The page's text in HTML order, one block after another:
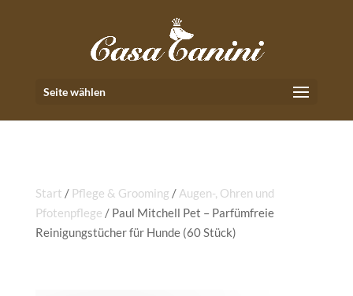
Seite wählen
Start / Pflege & Grooming / Augen-, Ohren und
Pfotenpflege / Paul Mitchell Pet – Parfümfreie
Reinigungstücher für Hunde (60 Stück)